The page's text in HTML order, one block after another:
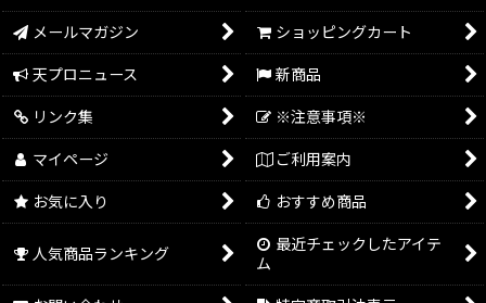
2024年
2023年
2022年
2021年
2020年
メールマガジン ショッピングカート
天プロニュース 新商品
リンク集 ※注意事項※
マイページ ご利用案内
お気に入り おすすめ商品
人気商品ランキング
最近チェックしたアイテ
ム